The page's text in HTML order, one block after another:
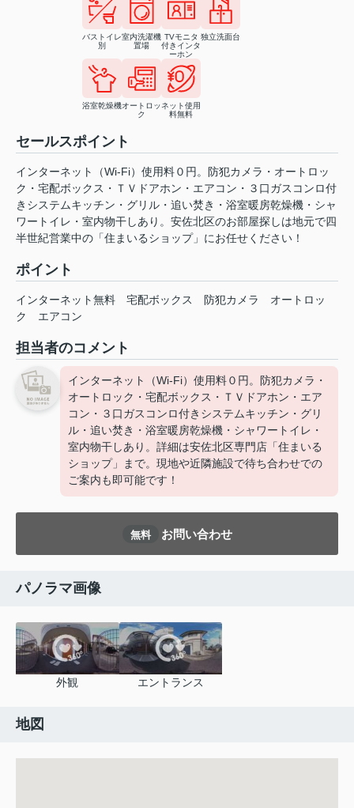
バストイレ
別
室内洗濯機
置場
TVモニタ
付きインタ
ーホン
独立洗面台
浴室乾燥機オートロッ
ク
ネット使用
料無料
セールスポイント
インターネット（Wi-Fi）使用料０円。防犯カメラ・オートロッ
ク・宅配ボックス・ＴＶドアホン・エアコン・３口ガスコンロ付
きシステムキッチン・グリル・追い焚き・浴室暖房乾燥機・シャ
ワートイレ・室内物干しあり。安佐北区のお部屋探しは地元で四
半世紀営業中の「住まいるショップ」にお任せください！
ポイント
インターネット無料 宅配ボックス 防犯カメラ
オートロッ
ク
エアコン
担当者のコメント
インターネット（Wi-Fi）使用料０円。防犯カメラ・
オートロック・宅配ボックス・ＴＶドアホン・エア
コン・３口ガスコンロ付きシステムキッチン・グリ
ル・追い焚き・浴室暖房乾燥機・シャワートイレ・
室内物干しあり。詳細は安佐北区専門店「住まいる
ショップ」まで。現地や近隣施設で待ち合わせでの
ご案内も即可能です！
無料 お問い合わせ
パノラマ画像
外観 エントランス
地図